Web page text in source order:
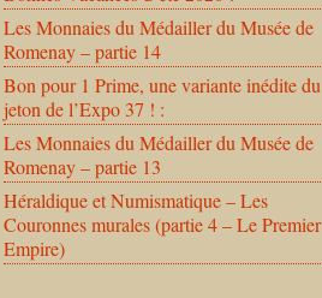
Les Monnaies du Médailler du Musée de
Romenay – partie 14
Bon pour 1 Prime, une variante inédite du
jeton de l’Expo 37 ! :
Les Monnaies du Médailler du Musée de
Romenay – partie 13
Héraldique et Numismatique – Les
Couronnes murales (partie 4 – Le Premier
Empire)